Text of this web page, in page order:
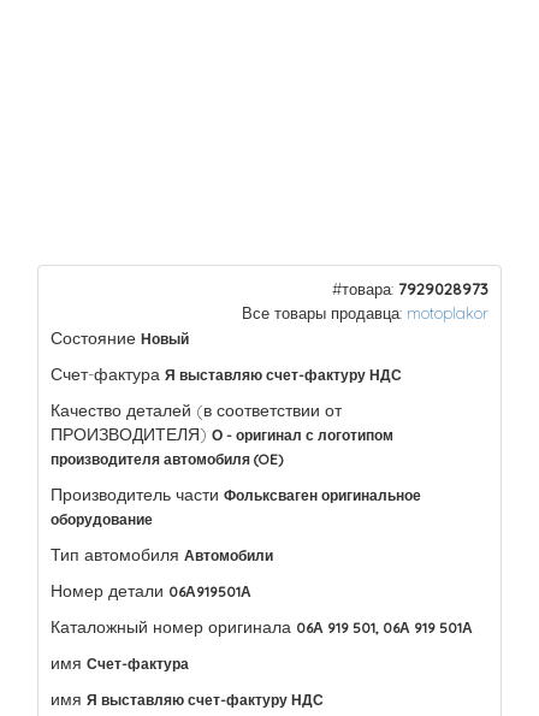
#товара: 7929028973
Все товары продавца: motoplakor
Состояние Новый
Счет-фактура Я выставляю счет-фактуру НДС
Качество деталей (в соответствии от
ПРОИЗВОДИТЕЛЯ) О - оригинал с логотипом
производителя автомобиля (OE)
Производитель части Фольксваген оригинальное
оборудование
Тип автомобиля Автомобили
Номер детали 06А919501А
Каталожный номер оригинала 06А 919 501, 06А 919 501А
имя Счет-фактура
имя Я выставляю счет-фактуру НДС